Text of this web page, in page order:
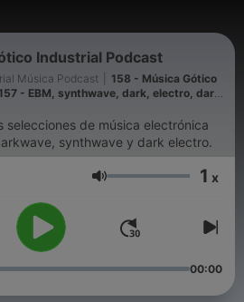
Industrial Podcast
Música Podcast
158 - Música Gótico
- EBM, synthwave, dark, electro, dark
selecciones de música electrónica
synthwave y dark electro.
Volumen 1 x
00:00